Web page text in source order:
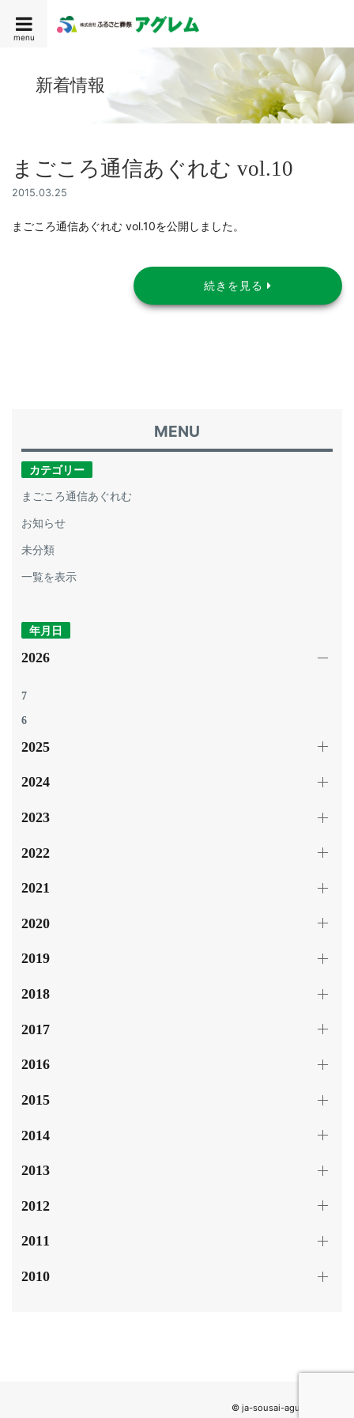
menu
新着情報
まごころ通信あぐれむ vol.10
2015.03.25
まごころ通信あぐれむ vol.10を公開しました。
続きを見る
カテゴリー
まごころ通信あぐれむ
お知らせ
未分類
一覧を表示
年月日
2026
7
6
2025
2024
2023
2022
2021
2020
2019
2018
2017
2016
2015
2014
2013
2012
2011
2010
© ja-sousai-agulemu.com